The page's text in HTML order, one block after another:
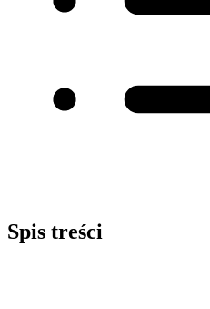
Spis treści